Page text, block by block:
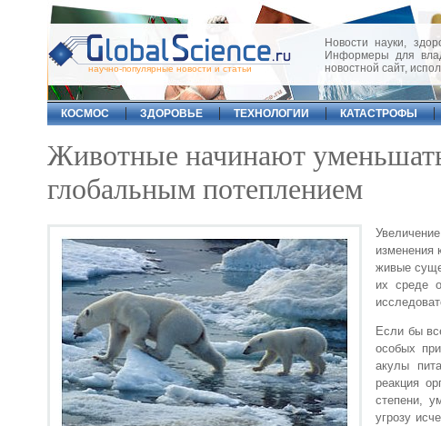
научно-популярные новости и статьи
Новости науки,
Информеры для
новостной сайт,
КОСМОС
ЗДОРОВЬЕ ТЕХНОЛОГИИ КАТАСТРОФЫ
Животные начинают
глобальным потеплением
изменения
живые
их среде
Если бы
особых
акулы
реакция
степени,
угрозу